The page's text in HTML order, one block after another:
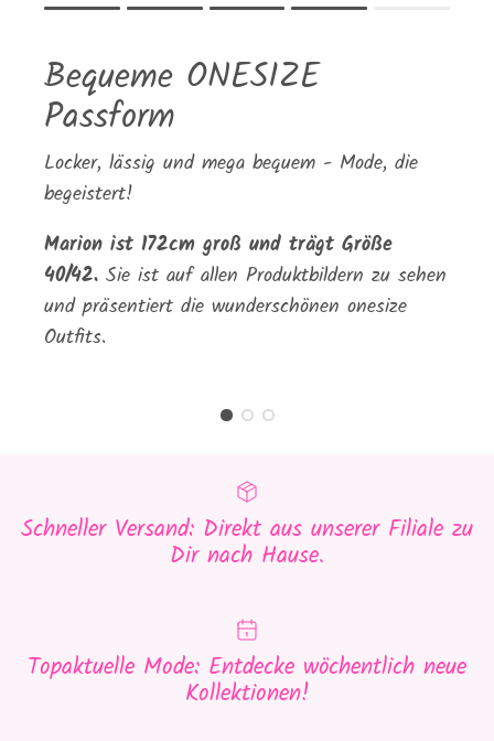
Rating of 1 means .
The rating of this product for "" is 4.
Bequeme ONESIZE
Passform
Locker, lässig und mega bequem - Mode, die
begeistert!
Marion ist 172cm groß und trägt Größe
40/42. Sie ist auf allen Produktbildern zu sehen
und präsentiert die wunderschönen onesize
Outfits.
Schneller Versand: Direkt aus unserer Filiale zu
Dir nach Hause.
Topaktuelle Mode: Entdecke wöchentlich neue
Kollektionen!